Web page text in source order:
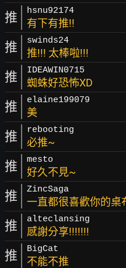
推 hsnu92174
有下有推!!
推 swinds24
推!!! 太棒啦!!!
推 IDEAWIN0715
蜘蛛好恐怖XD
推 elaine199079
美
推 rebooting
必推~
推 mesto
好久不見~
推 ZincSaga
一直都很喜歡你的桌
推 alteclansing
感謝分享!!!!!!!
推 BigCat
不能不推